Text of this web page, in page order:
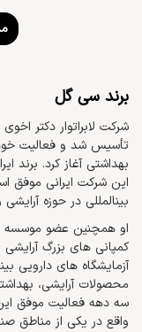
برند سی گل
تأسیس شد و فعالیت خود
بهداشتی آغاز کرد. برند
این شرکت ایرانی موفق
بینالمللی در حوزه
او همچنین عضو موسسه
کمپانی های بزرگ
آزمایشگاه های دارویی
محصولات آرایشی،
سه دهه فعالیت موفق این
واقع در یکی از مناطق